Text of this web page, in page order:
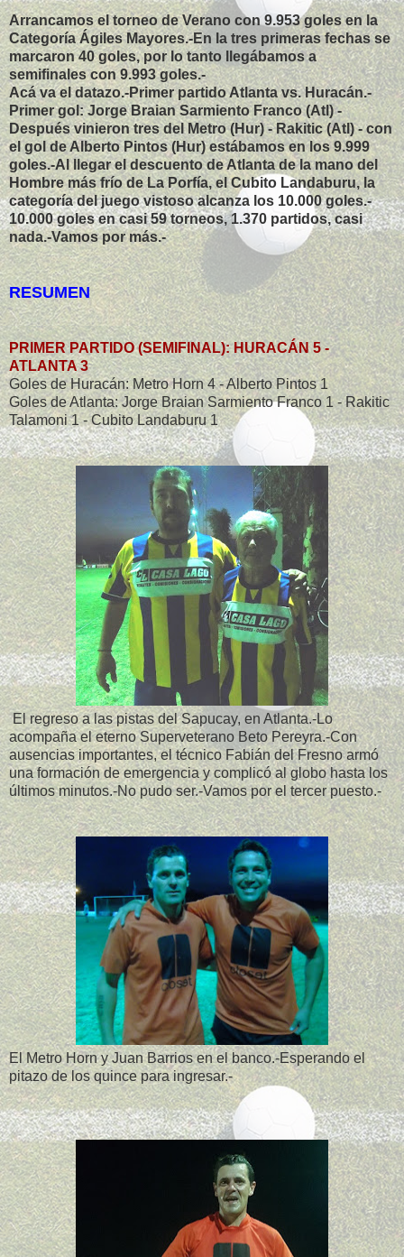
Arrancamos el torneo de Verano con 9.953 goles en la
Categoría Ágiles Mayores.-En la tres primeras fechas se
marcaron 40 goles, por lo tanto llegábamos a
semifinales con 9.993 goles.-
Acá va el datazo.-Primer partido Atlanta vs. Huracán.-
Primer gol: Jorge Braian Sarmiento Franco (Atl) -
Después vinieron tres del Metro (Hur) - Rakitic (Atl) - con
el gol de Alberto Pintos (Hur) estábamos en los 9.999
goles.-Al llegar el descuento de Atlanta de la mano del
Hombre más frío de La Porfía, el Cubito Landaburu, la
categoría del juego vistoso alcanza los 10.000 goles.-
10.000 goles en casi 59 torneos, 1.370 partidos, casi
nada.-Vamos por más.-
RESUMEN
PRIMER PARTIDO (SEMIFINAL): HURACÁN 5 -
ATLANTA 3
Goles de Huracán: Metro Horn 4 - Alberto Pintos 1
Goles de Atlanta: Jorge Braian Sarmiento Franco 1 - Rakitic
Talamoni 1 - Cubito Landaburu 1
El regreso a las pistas del Sapucay, en Atlanta.-Lo
acompaña el eterno Superveterano Beto Pereyra.-Con
ausencias importantes, el técnico Fabián del Fresno armó
una formación de emergencia y complicó al globo hasta los
últimos minutos.-No pudo ser.-Vamos por el tercer puesto.-
El Metro Horn y Juan Barrios en el banco.-Esperando el
pitazo de los quince para ingresar.-